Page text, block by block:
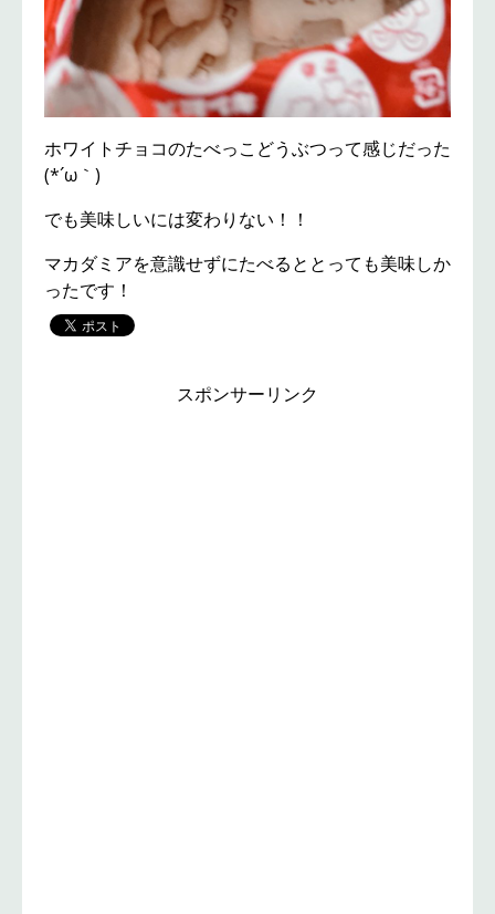
ホワイトチョコのたべっこどうぶつって感じだった
(*´ω｀)
でも美味しいには変わりない！！
マカダミアを意識せずにたべるととっても美味しか
ったです！
スポンサーリンク